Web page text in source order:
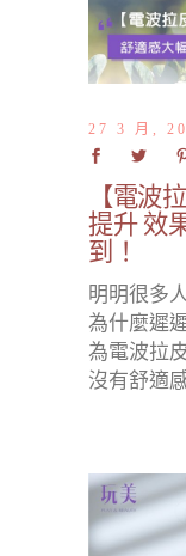
27 3 月,
【電波
提升 效
到！
明明很多
為什麼遲
為電波拉
沒有舒適